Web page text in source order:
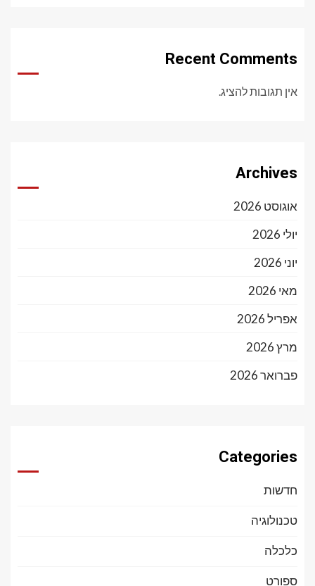
Recent Comments
אין תגובות להציג.
Archives
אוגוסט 2026
יולי 2026
יוני 2026
מאי 2026
אפריל 2026
מרץ 2026
פברואר 2026
Categories
חדשות
טכנולוגיה
כלכלה
ספורט